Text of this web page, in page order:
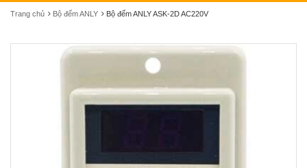
Trang chủ Bộ đếm ANLY Bộ đếm ANLY ASK-2D AC220V